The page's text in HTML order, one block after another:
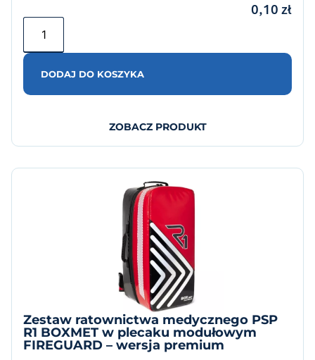
0,10 zł
DODAJ DO KOSZYKA
ZOBACZ PRODUKT
Zestaw ratownictwa medycznego PSP
R1 BOXMET w plecaku modułowym
FIREGUARD – wersja premium